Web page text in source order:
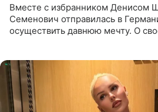
Вместе с избранником Денисом
Семенович отправилась в
осуществить давнюю мечту. О